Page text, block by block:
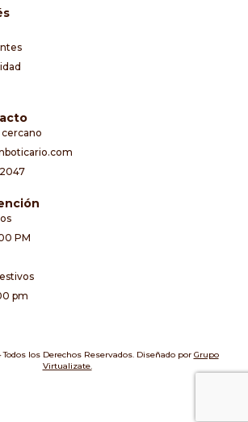
PM
pm
los Derechos Reservados. Diseñado por Grupo
Virtualizate.